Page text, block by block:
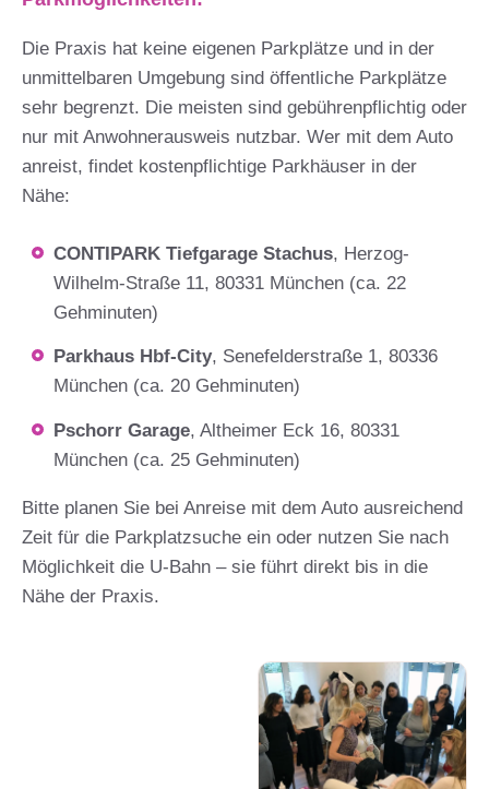
Die Praxis hat keine eigenen Parkplätze und in der
unmittelbaren Umgebung sind öffentliche Parkplätze
sehr begrenzt. Die meisten sind gebührenpflichtig oder
nur mit Anwohnerausweis nutzbar. Wer mit dem Auto
anreist, findet kostenpflichtige Parkhäuser in der
Nähe:
CONTIPARK Tiefgarage Stachus, Herzog-
Wilhelm-Straße 11, 80331 München (ca. 22
Gehminuten)
Parkhaus Hbf-City, Senefelderstraße 1, 80336
München (ca. 20 Gehminuten)
Pschorr Garage, Altheimer Eck 16, 80331
München (ca. 25 Gehminuten)
Bitte planen Sie bei Anreise mit dem Auto ausreichend
Zeit für die Parkplatzsuche ein oder nutzen Sie nach
Möglichkeit die U-Bahn – sie führt direkt bis in die
Nähe der Praxis.